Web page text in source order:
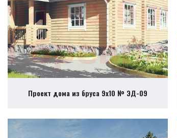
Проект дома из бруса 9х10 № ЭД-09